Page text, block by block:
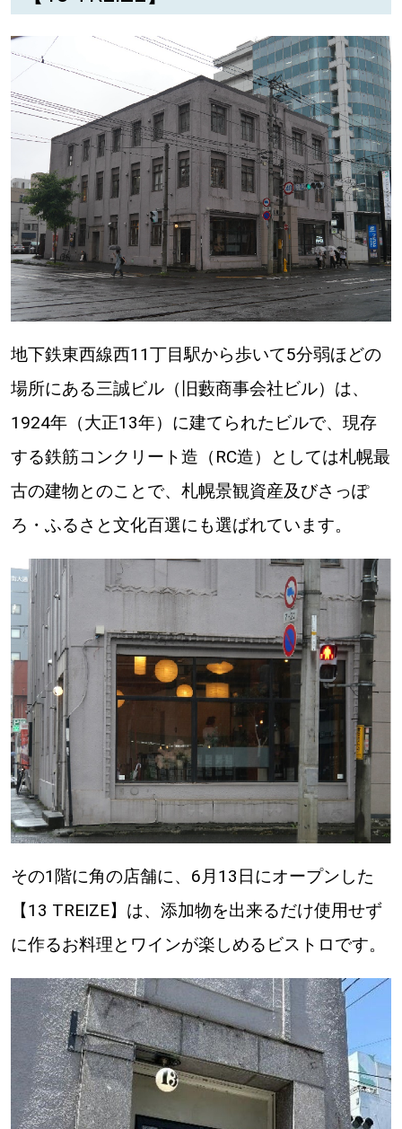
北海道で暮らす、あなたとつくる、
明日への”きっかけ”WEBマガジン
パートナーメディア Sitakkeパートナー
情報提供・お問い合わせ 利用規約
プライバシーポリシー
閉じる
【道北のお気に入りを見つけたい】
【道東のお気に入りを見つけたい】
地下鉄東西線西11丁目駅から歩いて5分弱ほどの
場所にある三誠ビル（旧藪商事会社ビル）は、
1924年（大正13年）に建てられたビルで、現存
する鉄筋コンクリート造（RC造）としては札幌最
古の建物とのことで、札幌景観資産及びさっぽ
ろ・ふるさと文化百選にも選ばれています。
その1階に角の店舗に、6月13日にオープンした
【13 TREIZE】は、添加物を出来るだけ使用せず
に作るお料理とワインが楽しめるビストロです。